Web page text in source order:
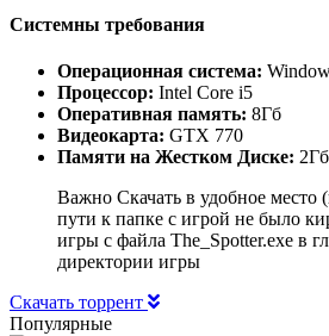
Системны требования
Операционная система:
Процессор: Intel Core i5
Оперативная память: 8Гб
Видеокарта: GTX 770
Памяти на Жестком Диске: 2Гб
Важно Скачать в удобное место
пути к папке с игрой не было
игры с файла The_Spotter.exe в
директории игры
Скачать торрент
Популярные